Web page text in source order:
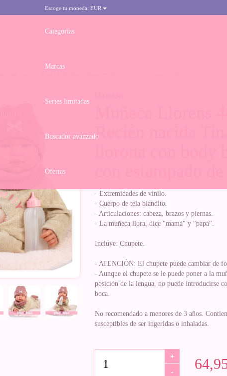
Escoge tu moneda: EUR
Categorías
Marcas
Series limitadas
Buscador avanzado
Ofertas
Recién nacida Tina
- Extremidades de vinilo.
- Cuerpo de tela blandito.
- Articulaciones: cabeza, brazos y piernas.
- La muñeca llora, dice "mamá" y "papá".
Incluye: Chupete.
- ATENCIÓN: El chupete puede cambiar de
- Aunque el chupete se le puede poner a la
posición de la lengua, no puede introducirse
boca.
No recomendado a menores de 3 años.
susceptibles de ser ingeridas o inhaladas.
+
-